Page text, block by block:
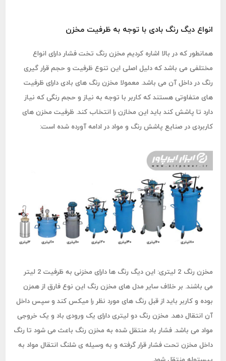
انواع دیگ رنگ بادی با توجه به ظرفیت مخزن
همانطور که در بالا اشاره کردیم مخزن رنگ تخت فشار دارای انواع
مختلفی می باشد که دلیل اصلی این تنوع ظرفیت و حجم قرار گیری
رنگ در داخل آن می باشد. معمولا مخزن رنگ های بادی دارای ظرفیت
های متفاوتی هستند که کاربر با توجه به نیاز و حجم رنگی که نیاز
دارد تا پاشش کند باید این مخازن را انتخاب کند. ظرفیت مخزن های
کاربردی در صنایع پاشش رنگ و مواد در ادامه آورده شده است:
مخزن رنگ 2 لیتری:
این دیگ رنگ ها دارای مخزنی به ظرفیت 2 لیتر
می باشند. بر خلاف سایر مدل های مخزن رنگ این نوع فارق از همزن
بوده و کاربر باید از قبل رنگ های مورد نظر را میکس کند و سپس داخل
آن انتقال دهد. مخزن رنگ دو لیتری دارای یک ورودی باد و یک خروجی
مواد می باشد. فشار باد منتقل شده به مخزن رنگ باعث می شود تا رنگ
داخل مخزن تحت فشار قرار گرفته و به وسیله ی شلنگ انتقال مواد به